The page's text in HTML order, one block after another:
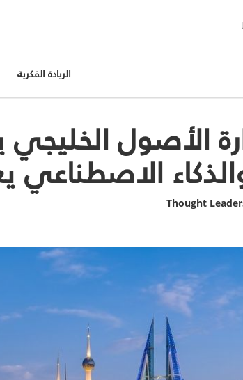
الريادة الفكرية
الاصطناعي
Thought